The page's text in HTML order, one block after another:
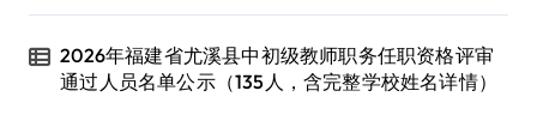
2026年福建省尤溪县中初级教师职务任职资格评审
通过人员名单公示（135人，含完整学校姓名详情）